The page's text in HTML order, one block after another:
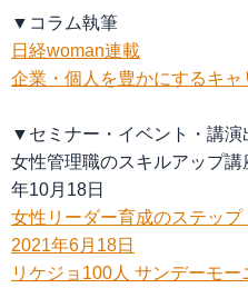
▼コラム執筆
日経woman連載
企業・個人を豊かにするキ
▼セミナー・イベント・講演
女性管理職のスキルアップ
年10月18日
女性リーダー育成のステップ
2021年6月18日
リケジョ100人 サンデーモ